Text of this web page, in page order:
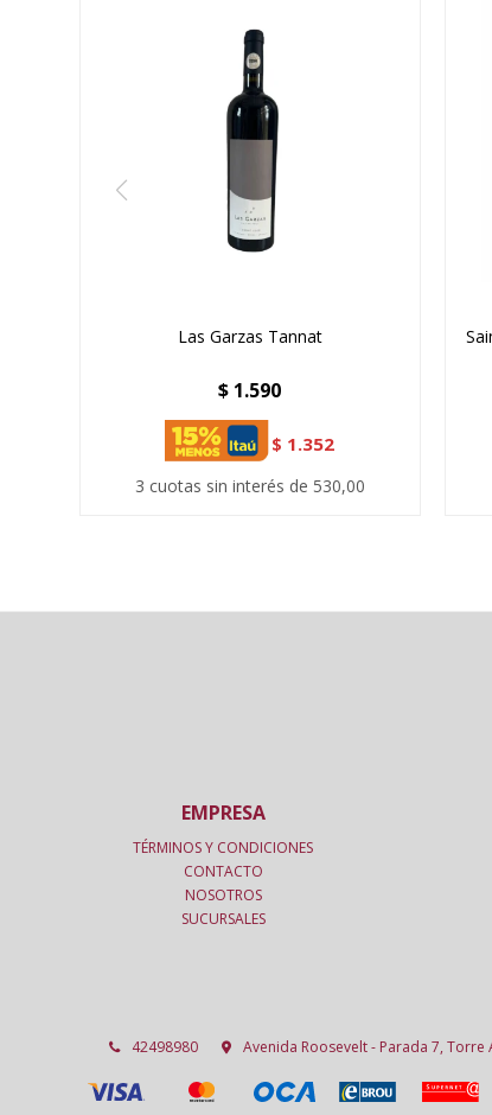
Las Garzas Tannat
$ 1.590
$ 1.352
3 cuotas sin interés de 530,00
42498980 Avenida Roosevelt - Parada 7,
EMPRESA
TÉRMINOS Y CONDICIONES
CONTACTO
NOSOTROS
SUCURSALES